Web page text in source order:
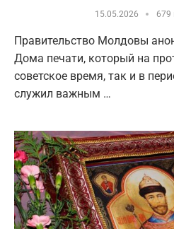
15.05.2026 679
Правительство Молдовы
Дома печати, который на
советское время, так и в
служил важным …